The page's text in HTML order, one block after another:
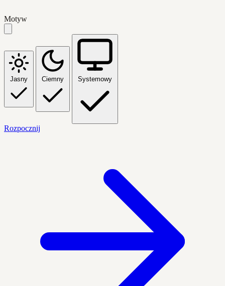
Motyw
Jasny Ciemny Systemowy
Rozpocznij